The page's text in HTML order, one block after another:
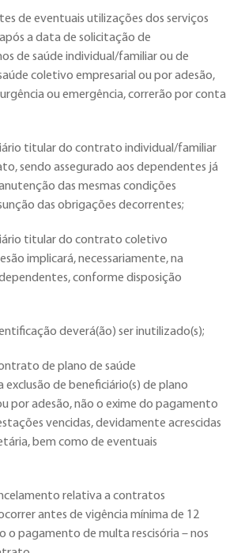
de eventuais utilizações dos serviços
a data de solicitação de
de saúde individual/familiar ou de
coletivo empresarial ou por adesão,
urgência ou emergência, correrão por conta
titular do contrato individual/familiar
sendo assegurado aos dependentes já
das mesmas condições
das obrigações decorrentes;
titular do contrato coletivo
implicará, necessariamente, na
conforme disposição
deverá(ão) ser inutilizado(s);
de plano de saúde
de beneficiário(s) de plano
por adesão, não o exime do pagamento
vencidas, devidamente acrescidas
bem como de eventuais
relativa a contratos
antes de vigência mínima de 12
o pagamento de multa rescisória – nos